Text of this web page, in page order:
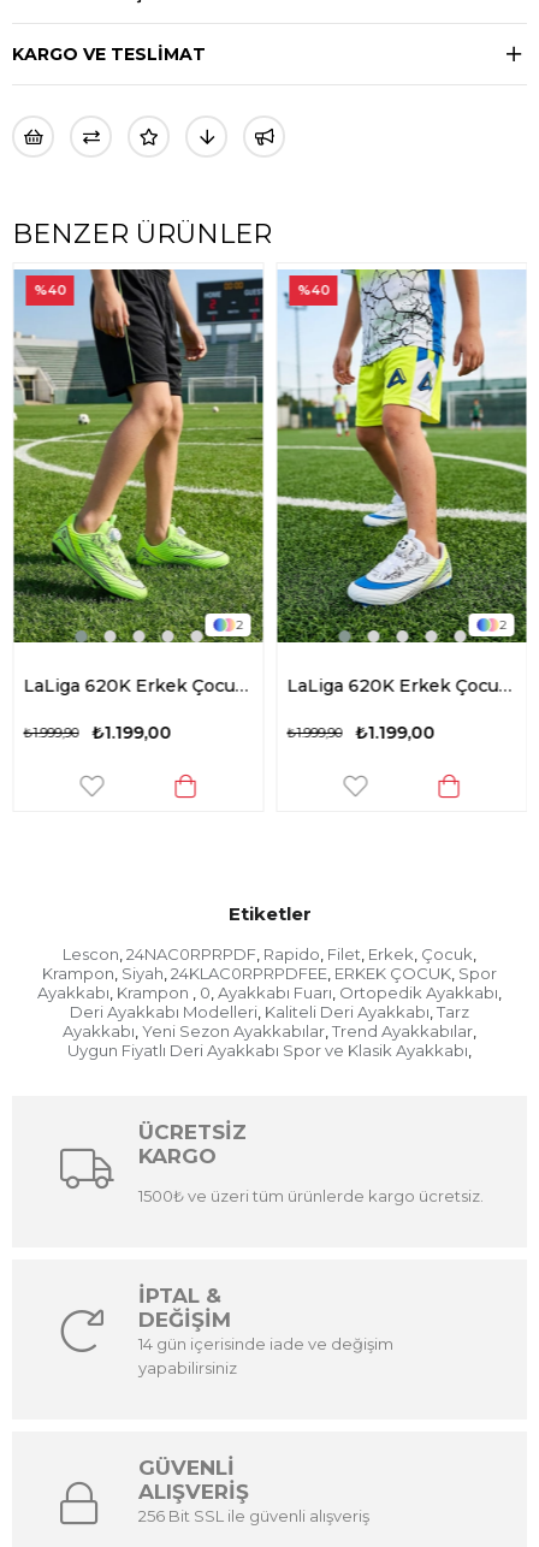
KARGO VE TESLİMAT
BENZER ÜRÜNLER
2
LaLiga 620K Erkek Çocuk Akıllı Bağcık Krampon Yeşil
₺1.199,00
₺1.999,90
%40
2
LaLiga 620K Erkek Çocuk Akıllı Bağcık Krampon Beyaz - Mavi
₺1.199,00
₺1.999,90
%40
Etiketler
Lescon, 24NAC0RPRPDF, Rapido, Filet, Erkek, Çocuk,
Krampon, Siyah, 24KLAC0RPRPDFEE, ERKEK ÇOCUK, Spor
Ayakkabı, Krampon , 0, Ayakkabı Fuarı, Ortopedik Ayakkabı,
Deri Ayakkabı Modelleri, Kaliteli Deri Ayakkabı, Tarz
Ayakkabı, Yeni Sezon Ayakkabılar, Trend Ayakkabılar,
Uygun Fiyatlı Deri Ayakkabı Spor ve Klasik Ayakkabı,
ÜCRETSİZ
KARGO
1500₺ ve üzeri tüm ürünlerde kargo ücretsiz.
İPTAL &
DEĞİŞİM
14 gün içerisinde iade ve değişim
yapabilirsiniz
GÜVENLİ
ALIŞVERİŞ
256 Bit SSL ile güvenli alışveriş